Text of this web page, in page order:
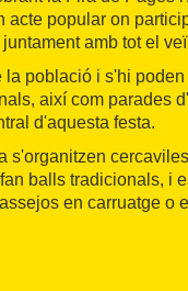
acte popular on
juntament amb tot el
la població i s'hi
així com parades d'
d'aquesta festa.
s'organitzen
balls tradicionals, i
en carruatge o